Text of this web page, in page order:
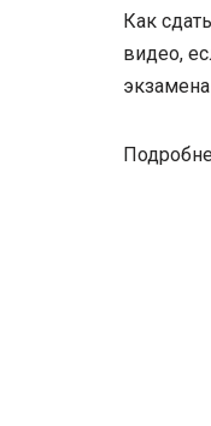
Как
видео,